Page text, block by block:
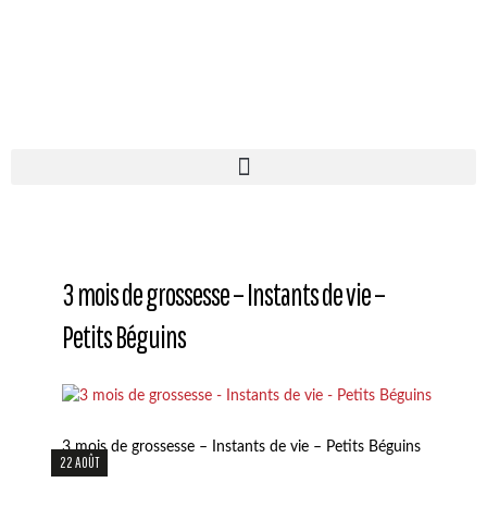
3 mois de grossesse – Instants de vie –
Petits Béguins
22 AOÛT
3 mois de grossesse – Instants de vie – Petits Béguins